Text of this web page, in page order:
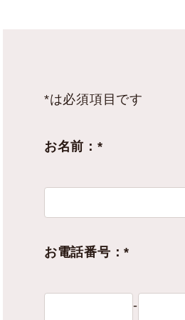
*は必須項目です
お名前：*
お電話番号：*
-